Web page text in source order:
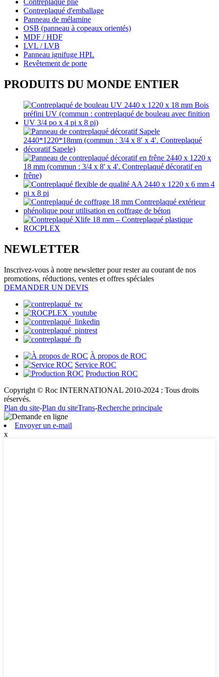
Contreplaqué plié
Contreplaqué d'emballage
Panneau de mélamine
OSB (panneau à copeaux orientés)
MDF / HDF
LVL / LVB
Panneau ignifuge HPL
Revêtement de porte
PRODUITS DU MONDE ENTIER
NEWLETTER
Inscrivez-vous à notre newsletter pour rester au courant de nos
promotions, réductions, ventes et offres spéciales
DEMANDER UN DEVIS
À propos de ROC
Service ROC
Production ROC
Copyright © Roc INTERNATIONAL 2010-2024 : Tous droits
réservés.
Plan du site-Plan du siteTrans-Recherche principale
Envoyer un e-mail
x